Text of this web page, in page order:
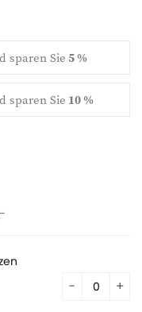
sparen Sie5 %
sparen Sie 10 %